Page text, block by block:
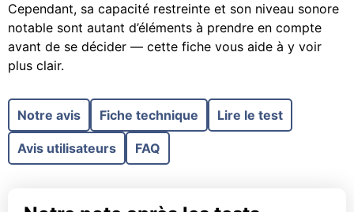
Cependant, sa capacité restreinte et son niveau sonore
notable sont autant d’éléments à prendre en compte
avant de se décider — cette fiche vous aide à y voir
plus clair.
Notre avis Fiche technique Lire le test
Avis utilisateurs FAQ